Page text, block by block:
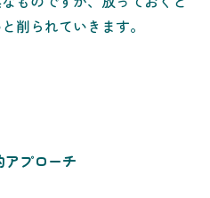
削られていきます。
プローチ